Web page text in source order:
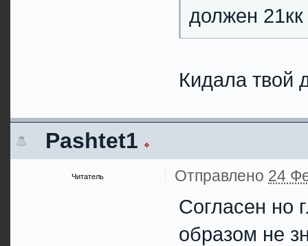
должен 21кк
Кидала твой
Pashtet1
Читатель Отправлено 24
Согласен но
образом не